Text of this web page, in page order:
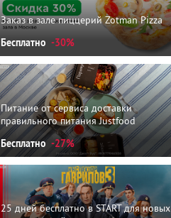
Заказ в зале пиццерий Zotman Pizza
Бесплатно -30%
Питание от сервиса доставки
правильного питания Justfood
Бесплатно -27%
25 дней бесплатно в START для новых